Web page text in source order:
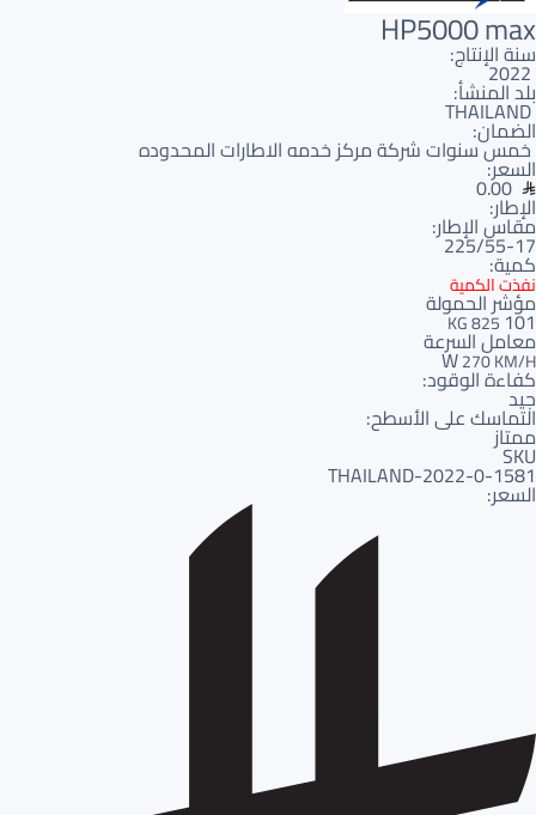
HP5000 max
سنة الإنتاج:
2022
بلد المنشأ:
THAILAND
الضمان:
خمس سنوات شركة مركز خدمه الاطارات المحدوده
السعر:
0.00
الإطار:
مقاس الإطار:
225/55-17
كمية:
نفذت الكمية
مؤشر الحمولة
101
825 KG
معامل السرعة
W270 KM/H
كفاءة الوقود:
جيد
التماسك على الأسطح:
ممتاز
SKU
1581-THAILAND-2022-0
السعر: